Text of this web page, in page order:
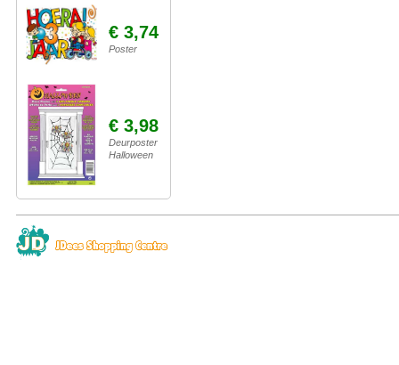
€ 3,74
Poster
€ 3,98
Deurposter
Halloween